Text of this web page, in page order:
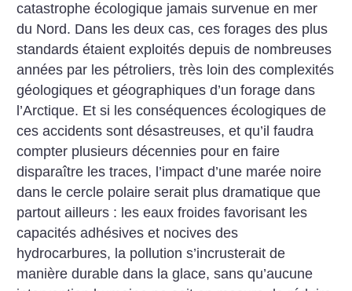
catastrophe écologique jamais survenue en mer
du Nord. Dans les deux cas, ces forages des plus
standards étaient exploités depuis de nombreuses
années par les pétroliers, très loin des complexités
géologiques et géographiques d’un forage dans
l’Arctique. Et si les conséquences écologiques de
ces accidents sont désastreuses, et qu’il faudra
compter plusieurs décennies pour en faire
disparaître les traces, l’impact d’une marée noire
dans le cercle polaire serait plus dramatique que
partout ailleurs : les eaux froides favorisant les
capacités adhésives et nocives des
hydrocarbures, la pollution s’incrusterait de
manière durable dans la glace, sans qu’aucune